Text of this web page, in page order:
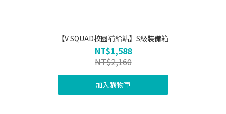
【V SQUAD校園補給站】S級裝備箱
NT$1,588
NT$2,160
加入購物車